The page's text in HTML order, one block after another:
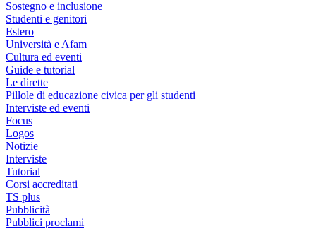
Sostegno e inclusione
Studenti e genitori
Estero
Università e Afam
Cultura ed eventi
Guide e tutorial
Le dirette
Pillole di educazione civica per gli studenti
Interviste ed eventi
Focus
Logos
Notizie
Interviste
Tutorial
Corsi accreditati
TS plus
Pubblicità
Pubblici proclami